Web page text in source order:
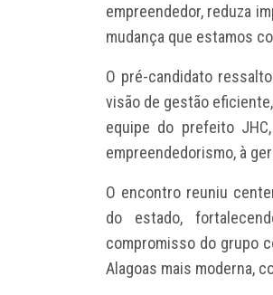
empreendedor, reduza
mudança que estamos
O pré-candidato
visão de gestão
equipe do prefeito
empreendedorismo, à
O encontro reuniu
do estado,
compromisso do grupo
Alagoas mais moderna,